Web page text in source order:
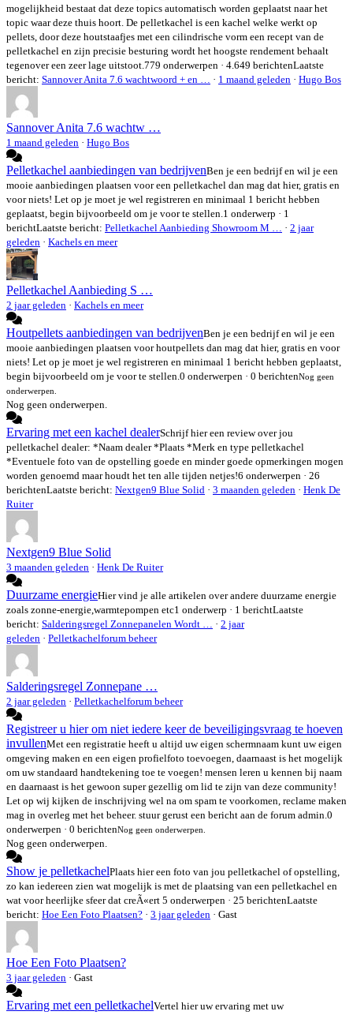
mogelijkheid bestaat dat deze topics automatisch worden geplaatst naar het
topic waar deze thuis hoort. De pelletkachel is een kachel welke werkt op
pellets, door deze houtstaafjes met een cilindrische vorm een recept van de
pelletkachel en zijn precisie besturing wordt het hoogste rendement behaalt
tegenover een zeer lage uitstoot.779 onderwerpen · 4.649 berichtenLaatste
bericht: Sannover Anita 7.6 wachtwoord + en … · 1 maand geleden · Hugo Bos
Sannover Anita 7.6 wachtw …
1 maand geleden · Hugo Bos
Pelletkachel aanbiedingen van bedrijvenBen je een bedrijf en wil je een
mooie aanbiedingen plaatsen voor een pelletkachel dan mag dat hier, gratis en
voor niets! Let op je moet je wel registreren en minimaal 1 bericht hebben
geplaatst, begin bijvoorbeeld om je voor te stellen.1 onderwerp · 1
berichtLaatste bericht: Pelletkachel Aanbieding Showroom M … · 2 jaar
geleden · Kachels en meer
Pelletkachel Aanbieding S …
2 jaar geleden · Kachels en meer
Houtpellets aanbiedingen van bedrijvenBen je een bedrijf en wil je een
mooie aanbiedingen plaatsen voor houtpellets dan mag dat hier, gratis en voor
niets! Let op je moet je wel registreren en minimaal 1 bericht hebben geplaatst,
begin bijvoorbeeld om je voor te stellen.0 onderwerpen · 0 berichtenNog geen
onderwerpen.
Nog geen onderwerpen.
Ervaring met een kachel dealerSchrijf hier een review over jou
pelletkachel dealer: *Naam dealer *Plaats *Merk en type pelletkachel
*Eventuele foto van de opstelling goede en minder goede opmerkingen mogen
worden genoemd maar houdt het ten alle tijden netjes!6 onderwerpen · 26
berichtenLaatste bericht: Nextgen9 Blue Solid · 3 maanden geleden · Henk De
Ruiter
Nextgen9 Blue Solid
3 maanden geleden · Henk De Ruiter
Duurzame energieHier vind je alle artikelen over andere duurzame energie
zoals zonne-energie,warmtepompen etc1 onderwerp · 1 berichtLaatste
bericht: Salderingsregel Zonnepanelen Wordt … · 2 jaar
geleden · Pelletkachelforum beheer
Salderingsregel Zonnepane …
2 jaar geleden · Pelletkachelforum beheer
Registreer u hier om niet iedere keer de beveiligingsvraag te hoeven
invullenMet een registratie heeft u altijd uw eigen schermnaam kunt uw eigen
omgeving maken en een eigen profielfoto toevoegen, daarnaast is het mogelijk
om uw standaard handtekening toe te voegen! mensen leren u kennen bij naam
en daarnaast is het gewoon super gezellig om lid te zijn van deze community!
Let op wij kijken de inschrijving wel na om spam te voorkomen, reclame maken
mag in overleg met het beheer. stuur gerust een bericht aan de forum admin.0
onderwerpen · 0 berichtenNog geen onderwerpen.
Nog geen onderwerpen.
Show je pelletkachelPlaats hier een foto van jou pelletkachel of opstelling,
zo kan iedereen zien wat mogelijk is met de plaatsing van een pelletkachel en
wat voor heerlijke sfeer dat creÃ«ert 5 onderwerpen · 25 berichtenLaatste
bericht: Hoe Een Foto Plaatsen? · 3 jaar geleden · Gast
Hoe Een Foto Plaatsen?
3 jaar geleden · Gast
Ervaring met een pelletkachelVertel hier uw ervaring met uw